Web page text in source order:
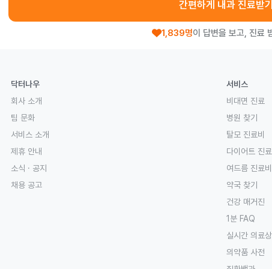
간편하게 내과 진료받기
1,839명이 답변을 보고, 진료
닥터나우
회사 소개
팀 문화
서비스 소개
제휴 안내
소식 · 공지
채용 공고
서비스
비대면 진료
병원 찾기
탈모 진료비
다이어트 진료
여드름 진료비
약국 찾기
건강 매거진
1분 FAQ
실시간 의료
의약품 사전